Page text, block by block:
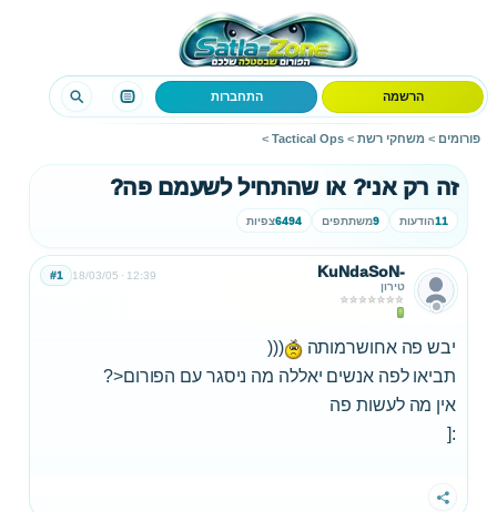
הרשמה התחברות
פורומים > משחקי רשת >
Tactical Ops
>
זה רק אני? או שהתחיל לשעמם פה?
11הודעות 9משתתפים 6494צפיות
KuNdaSoN-
טירון
18/03/05 12:39
#1
יבש פה אחושרמותה
(((
תביאו לפה אנשים יאללה מה ניסגר עם הפורום<?
אין מה לעשות פה
:[
שתף